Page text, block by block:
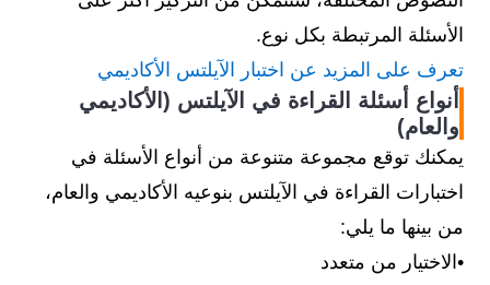
الأسئلة المرتبطة بكل نوع.
تعرف على المزيد عن اختبار الآيلتس الأكاديمي
أنواع أسئلة القراءة في الآيلتس (الأكاديمي
والعام)
يمكنك توقع مجموعة متنوعة من أنواع الأسئلة في
اختبارات القراءة في الآيلتس بنوعيه الأكاديمي والعام،
من بينها ما يلي:
•الاختيار من متعدد